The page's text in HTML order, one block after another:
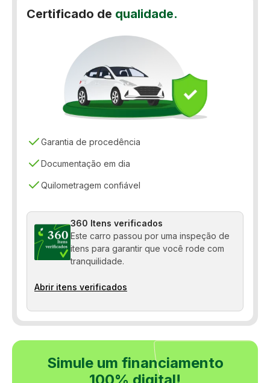
Bancos de couro
Certificado de qualidade.
Garantia de procedência
Documentação em dia
Quilometragem confiável
360 Itens verificados
Este carro passou por uma inspeção de
itens para garantir que você rode com
tranquilidade.
Abrir itens verificados
Simule um financiamento